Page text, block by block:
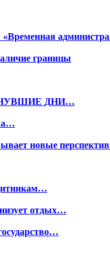
«Временная
границы
ДНИ…
новые
отдых…